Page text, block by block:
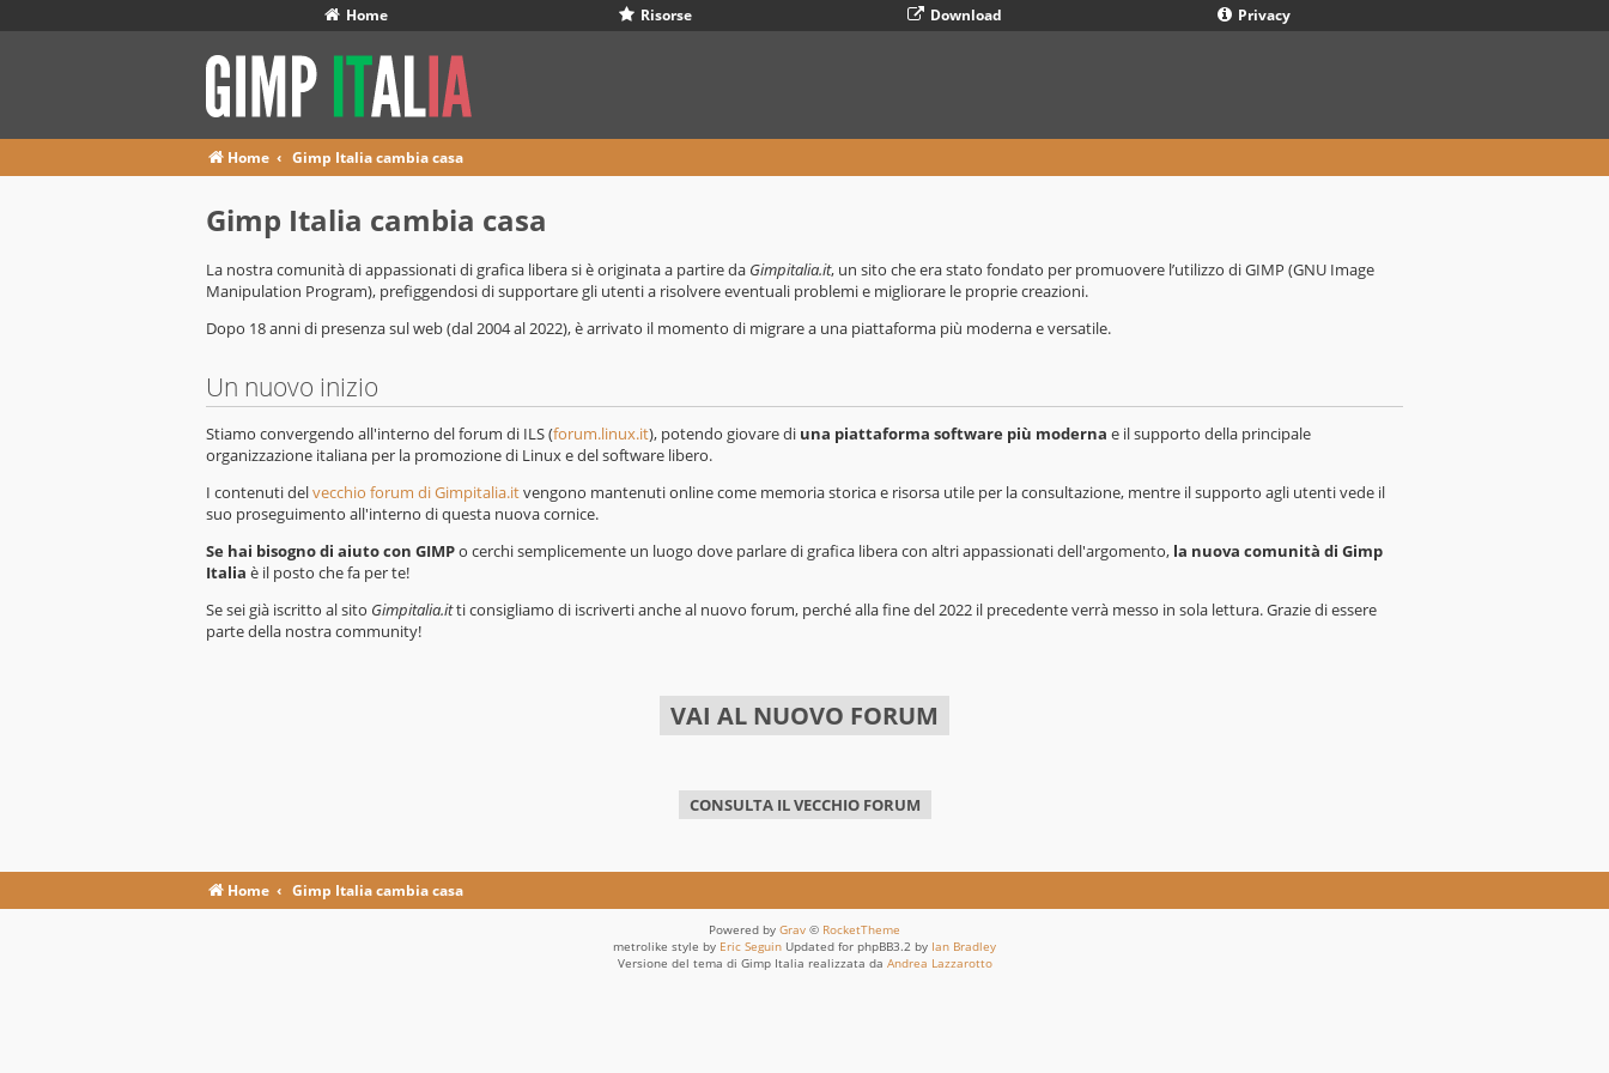
Home Risorse Download Privacy
Home Gimp Italia cambia casa
Gimp Italia cambia casa
La nostra comunità di appassionati di grafica libera si è originata a partire da Gimpitalia.it, un sito che era stato fondato per promuovere l’utilizzo di GIMP (GNU Image
Manipulation Program), prefiggendosi di supportare gli utenti a risolvere eventuali problemi e migliorare le proprie creazioni.
Dopo 18 anni di presenza sul web (dal 2004 al 2022), è arrivato il momento di migrare a una piattaforma più moderna e versatile.
Un nuovo inizio
Stiamo convergendo all'interno del forum di ILS (forum.linux.it), potendo giovare di una piattaforma software più moderna e il supporto della principale
organizzazione italiana per la promozione di Linux e del software libero.
I contenuti delvecchio forum di Gimpitalia.itvengono mantenuti online come memoria storica e risorsa utile per la consultazione, mentre il supporto agli utenti vede il
suo proseguimento all'interno di questa nuova cornice.
Se hai bisogno di aiuto con GIMPo cerchi semplicemente un luogo dove parlare di grafica libera con altri appassionati dell'argomento, la nuova comunità di Gimp
Italia è il posto che fa per te!
Se sei già iscritto al sito Gimpitalia.itti consigliamo di iscriverti anche al nuovo forum, perché alla fine del 2022 il precedente verrà messo in sola lettura. Grazie di essere
parte della nostra community!
VAI AL NUOVO FORUM
CONSULTA IL VECCHIO FORUM
Home Gimp Italia cambia casa
Powered by Grav © RocketTheme
metrolike style by Eric Seguin Updated for phpBB3.2 by Ian Bradley
Versione del tema di Gimp Italia realizzata da Andrea Lazzarotto